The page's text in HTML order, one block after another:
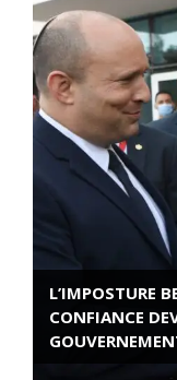
L’IMPOSTURE
CONFIANCE